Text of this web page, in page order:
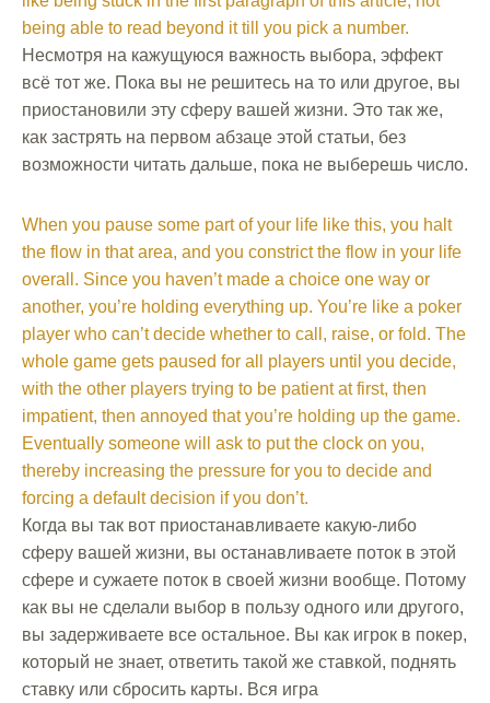
being able to read beyond it till you pick a number.
Несмотря на кажущуюся важность выбора, эффект
всё тот же. Пока вы не решитесь на то или другое, вы
приостановили эту сферу вашей жизни. Это так же,
как застрять на первом абзаце этой статьи, без
возможности читать дальше, пока не выберешь число.
When you pause some part of your life like this, you halt
the flow in that area, and you constrict the flow in your life
overall. Since you haven’t made a choice one way or
another, you’re holding everything up. You’re like a poker
player who can’t decide whether to call, raise, or fold. The
whole game gets paused for all players until you decide,
with the other players trying to be patient at first, then
impatient, then annoyed that you’re holding up the game.
Eventually someone will ask to put the clock on you,
thereby increasing the pressure for you to decide and
forcing a default decision if you don’t.
Когда вы так вот приостанавливаете какую-либо
сферу вашей жизни, вы останавливаете поток в этой
сфере и сужаете поток в своей жизни вообще. Потому
как вы не сделали выбор в пользу одного или другого,
вы задерживаете все остальное. Вы как игрок в покер,
который не знает, ответить такой же ставкой, поднять
ставку или сбросить карты. Вся игра